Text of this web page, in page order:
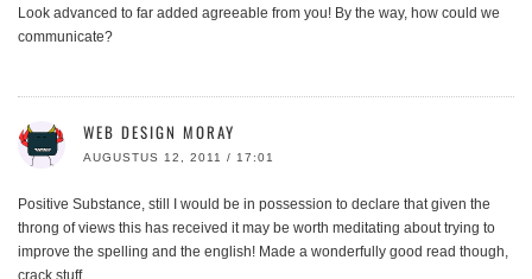
Look advanced to far added agreeable from you! By the way, how could we
communicate?
WEB DESIGN MORAY
AUGUSTUS 12, 2011 / 17:01
Positive Substance, still I would be in possession to declare that given the
throng of views this has received it may be worth meditating about trying to
improve the spelling and the english! Made a wonderfully good read though,